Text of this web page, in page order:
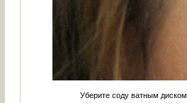
Уберите соду ватным